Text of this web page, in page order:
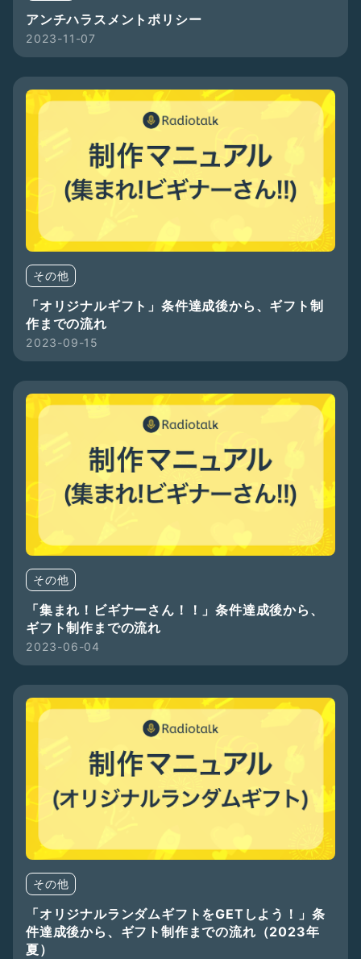
アンチハラスメントポリシー
2023-11-07
その他
「オリジナルギフト」条件達成後から、ギフト制
作までの流れ
2023-09-15
その他
「集まれ！ビギナーさん！！」条件達成後から、
ギフト制作までの流れ
2023-06-04
その他
「オリジナルランダムギフトをGETしよう！」条
件達成後から、ギフト制作までの流れ（2023年
夏）